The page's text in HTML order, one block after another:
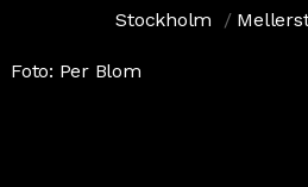
Stockholm
/
Foto: Per Blom